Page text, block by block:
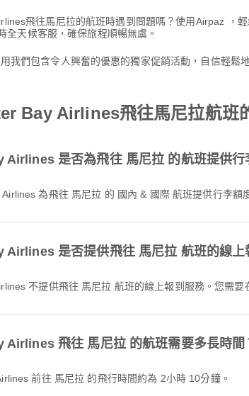
飛往馬尼拉的航班時遇到問題嗎？使用Airpaz ，
天候客服，確保旅程順暢無虞。
我們包含令人興奮的優惠的獨家促銷活動，自信輕鬆
Bay Airlines飛往馬尼拉航班
Airlines 是否為飛往 馬尼拉 的航班提供行
Airlines 為飛往 馬尼拉 的 國內 & 國際 航班提供行李
Airlines 是否提供飛往 馬尼拉 航班的線上
Airlines 不提供飛往 馬尼拉 航班的線上報到服務。您需
Airlines 飛往 馬尼拉 的航班需要多長時間
前往 馬尼拉 的飛行時間約為 2小時 10分鐘。